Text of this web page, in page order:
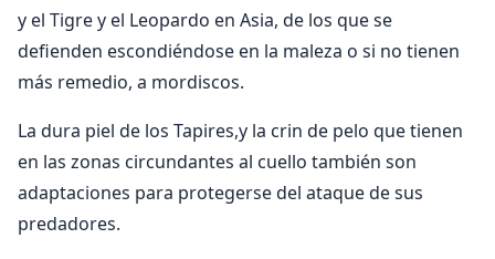
y el Tigre y el Leopardo en Asia, de los que se
defienden escondiéndose en la maleza o si no tienen
más remedio, a mordiscos.
La dura piel de los Tapires,y la crin de pelo que tienen
en las zonas circundantes al cuello también son
adaptaciones para protegerse del ataque de sus
predadores.